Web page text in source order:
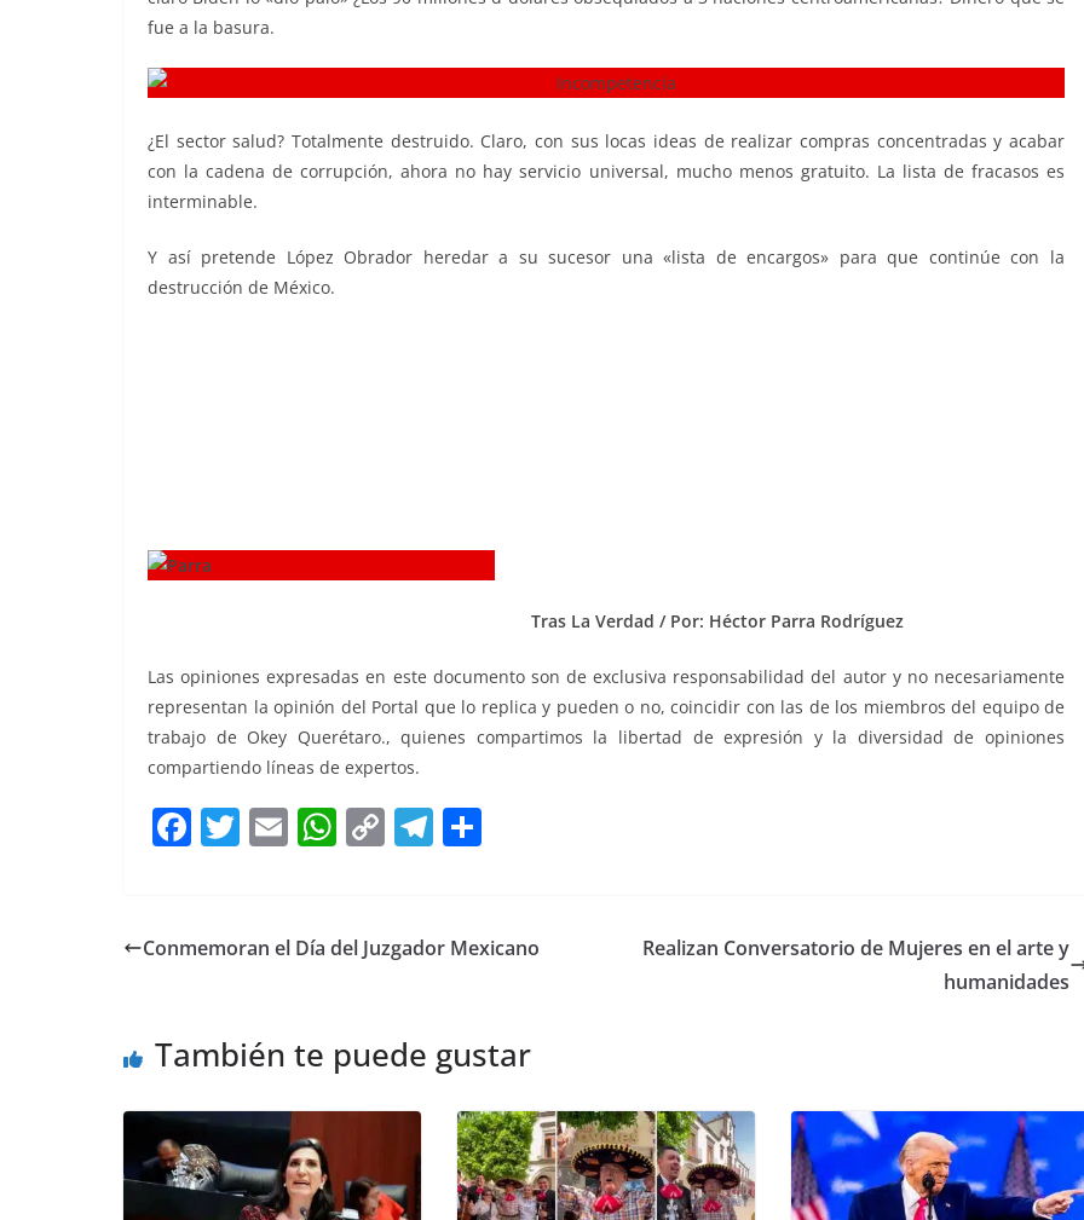
fue a la basura.
¿El sector salud? Totalmente destruido. Claro, con sus locas ideas de realizar compras concentradas y acabar
con la cadena de corrupción, ahora no hay servicio universal, mucho menos gratuito. La lista de fracasos es
interminable.
Y así pretende López Obrador heredar a su sucesor una «lista de encargos» para que continúe con la
destrucción de México.
Tras La Verdad / Por: Héctor Parra Rodríguez
Las opiniones expresadas en este documento son de exclusiva responsabilidad del autor y no necesariamente
representan la opinión del Portal que lo replica y pueden o no, coincidir con las de los miembros del equipo de
trabajo de Okey Querétaro., quienes compartimos la libertad de expresión y la diversidad de opiniones
compartiendo líneas de expertos.
F
e
o
k
T
er
E
l
W
s
p
C
y
k
T
gr e
Conmemoran el Día del Juzgador Mexicano
Realizan Conversatorio de Mujeres en el arte y
humanidades
También te puede gustar